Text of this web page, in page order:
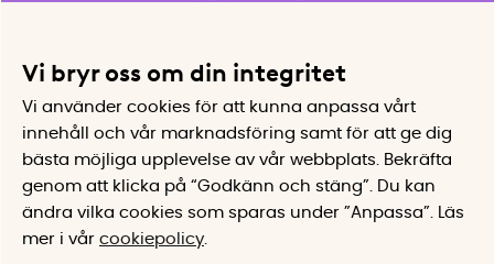
Vi bryr oss om din integritet
Vi använder cookies för att kunna anpassa vårt
innehåll och vår marknadsföring samt för att ge dig
bästa möjliga upplevelse av vår webbplats.
Bekräfta
genom att klicka på “Godkänn och stäng”. Du kan
ändra vilka cookies som sparas under ”Anpassa”.
Läs
mer i vår cookiepolicy